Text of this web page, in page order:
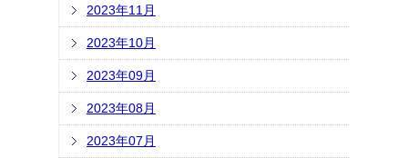
2023年11月
2023年10月
2023年09月
2023年08月
2023年07月